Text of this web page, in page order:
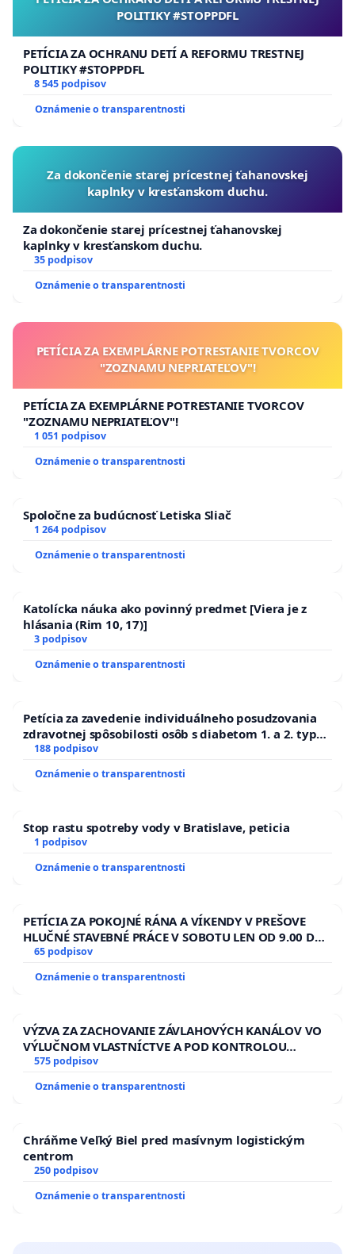
Jakub Mrocek za OZ Za našu vodu
POLITIKY #STOPPDFL
PETÍCIA ZA OCHRANU DETÍ A REFORMU TRESTNEJ
POLITIKY #STOPPDFL
8 545 podpisov
Oznámenie o transparentnosti
Za dokončenie starej prícestnej ťahanovskej
kaplnky v kresťanskom duchu.
Za dokončenie starej prícestnej ťahanovskej
kaplnky v kresťanskom duchu.
35 podpisov
Oznámenie o transparentnosti
PETÍCIA ZA EXEMPLÁRNE POTRESTANIE TVORCOV
"ZOZNAMU NEPRIATEĽOV"!
PETÍCIA ZA EXEMPLÁRNE POTRESTANIE TVORCOV
"ZOZNAMU NEPRIATEĽOV"!
1 051 podpisov
Oznámenie o transparentnosti
Spoločne za budúcnosť Letiska Sliač
1 264 podpisov
Oznámenie o transparentnosti
Katolícka náuka ako povinný predmet [Viera je z
hlásania (Rim 10, 17)]
3 podpisov
Oznámenie o transparentnosti
Petícia za zavedenie individuálneho posudzovania
zdravotnej spôsobilosti osôb s diabetom 1. a 2. typu
pri prijímaní do Policajného zboru SR
188 podpisov
Oznámenie o transparentnosti
Stop rastu spotreby vody v Bratislave, peticia
1 podpisov
Oznámenie o transparentnosti
PETÍCIA ZA POKOJNÉ RÁNA A VÍKENDY V PREŠOVE
HLUČNÉ STAVEBNÉ PRÁCE V SOBOTU LEN OD 9.00 DO
13.00 HOD., CEZ PRACOVNÝ TÝŽDEŇ CIEĽ 8.00 – 18.00
ĎUMBIERSKEJ/MAGU
65 podpisov
Oznámenie o transparentnosti
VÝZVA ZA ZACHOVANIE ZÁVLAHOVÝCH KANÁLOV VO
VÝLUČNOM VLASTNÍCTVE A POD KONTROLOU
SLOVENSKEJ REPUBLIKY & žiadosť na riešenie
kanálov na Slovensku
575 podpisov
Oznámenie o transparentnosti
Chráňme Veľký Biel pred masívnym logistickým
centrom
250 podpisov
Oznámenie o transparentnosti